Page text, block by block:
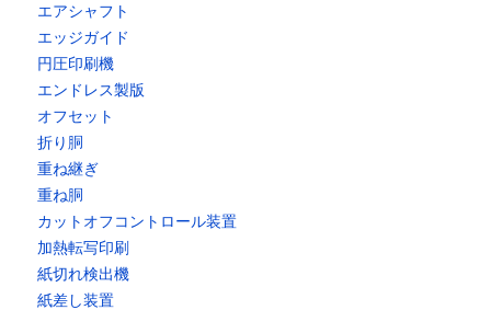
エアシャフト
エッジガイド
円圧印刷機
エンドレス製版
オフセット
折り胴
重ね継ぎ
重ね胴
カットオフコントロール装置
加熱転写印刷
紙切れ検出機
紙差し装置